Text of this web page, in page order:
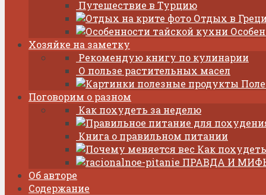
Путешествие в Турцию
Отдых в
Хозяйке на заметку
Рекомендую книгу по кулинарии
О пользе растительных масел
Поговорим о разном
Как похудеть за неделю
Книга о правильном питании
Как
ПРАВДА И
Об авторе
Содержание